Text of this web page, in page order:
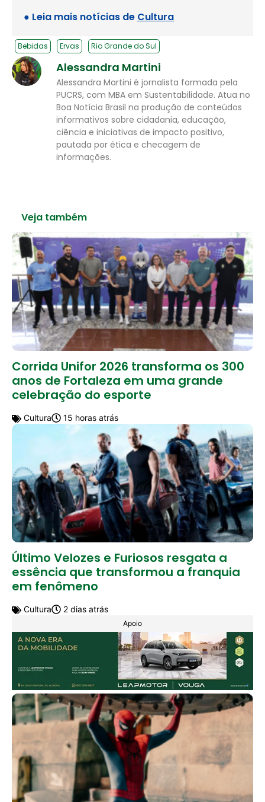
● Leia mais notícias de Cultura
Bebidas Ervas Rio Grande do Sul
Alessandra Martini
Alessandra Martini é jornalista formada pela
PUCRS, com MBA em Sustentabilidade. Atua no
Boa Notícia Brasil na produção de conteúdos
informativos sobre cidadania, educação,
ciência e iniciativas de impacto positivo,
pautada por ética e checagem de
informações.
Veja também
Corrida Unifor 2026 transforma os 300
anos de Fortaleza em uma grande
celebração do esporte
Cultura 15 horas atrás
Último Velozes e Furiosos resgata a
essência que transformou a franquia
em fenômeno
Cultura 2 dias atrás
Apoio